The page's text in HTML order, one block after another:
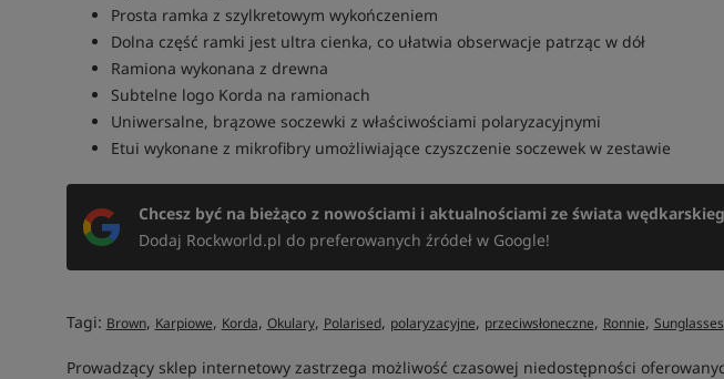
Prosta ramka z szylkretowym wykończeniem
Dolna część ramki jest ultra cienka, co ułatwia obserwacje patrząc w dół
Ramiona wykonana z drewna
Subtelne logo Korda na ramionach
Uniwersalne, brązowe soczewki z właściwościami polaryzacyjnymi
Etui wykonane z mikrofibry umożliwiające czyszczenie soczewek w zestawie
Chcesz być na bieżąco z nowościami i aktualnościami ze świata
Dodaj Rockworld.pl do preferowanych źródeł w Google!
Tagi: Brown, Karpiowe, Korda, Okulary, Polarised, polaryzacyjne, przeciwsłoneczne, Ronnie, Sunglasses
Prowadzący sklep internetowy zastrzega możliwość czasowej niedostępności